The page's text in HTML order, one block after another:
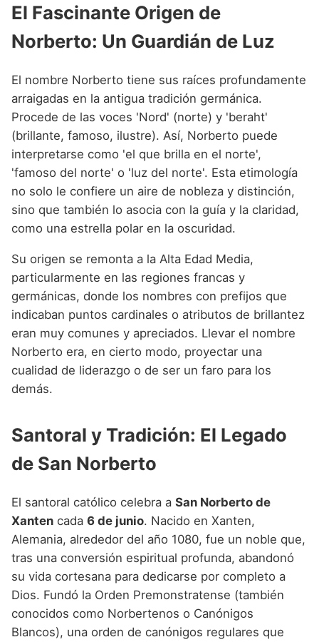
Nombres de niño que empiezan por R
Nombres de niño que empiezan por S
Nombres de niño que empiezan por T
Nombres de niño que empiezan por U
Nombres de niño que empiezan por V
Nombres de niño que empiezan por W
Nombres de niño que empiezan por X
Nombres de niño que empiezan por Y
Nombres de Niño Suecos
El Fascinante Origen de
Norberto: Un Guardián de Luz
El nombre Norberto tiene sus raíces profundamente
arraigadas en la antigua tradición germánica.
Procede de las voces 'Nord' (norte) y 'beraht'
(brillante, famoso, ilustre). Así, Norberto puede
interpretarse como 'el que brilla en el norte',
'famoso del norte' o 'luz del norte'. Esta etimología
no solo le confiere un aire de nobleza y distinción,
sino que también lo asocia con la guía y la claridad,
como una estrella polar en la oscuridad.
Su origen se remonta a la Alta Edad Media,
particularmente en las regiones francas y
germánicas, donde los nombres con prefijos que
indicaban puntos cardinales o atributos de brillantez
eran muy comunes y apreciados. Llevar el nombre
Norberto era, en cierto modo, proyectar una
cualidad de liderazgo o de ser un faro para los
demás.
Santoral y Tradición: El Legado
de San Norberto
El santoral católico celebra a San Norberto de
Xanten cada 6 de junio. Nacido en Xanten,
Alemania, alrededor del año 1080, fue un noble que,
tras una conversión espiritual profunda, abandonó
su vida cortesana para dedicarse por completo a
Dios. Fundó la Orden Premonstratense (también
conocidos como Norbertenos o Canónigos
Blancos), una orden de canónigos regulares que